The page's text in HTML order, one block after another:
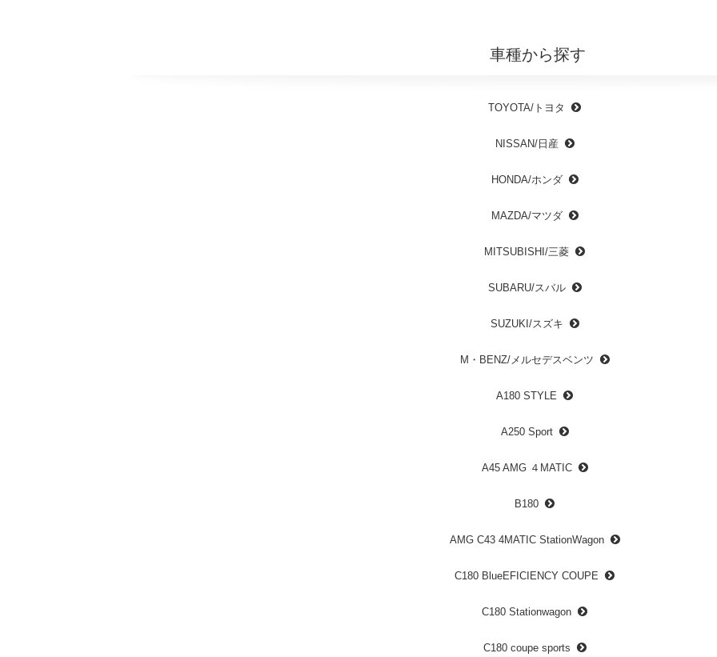
車種から探す
TOYOTA/トヨタ
NISSAN/日産
HONDA/ホンダ
MAZDA/マツダ
MITSUBISHI/三菱
SUBARU/スバル
SUZUKI/スズキ
M・BENZ/メルセデスベンツ
A180 STYLE
A250 Sport
A45 AMG ４MATIC
B180
AMG C43 4MATIC StationWagon
C180 BlueEFICIENCY COUPE
C180 Stationwagon
C180 coupe sports